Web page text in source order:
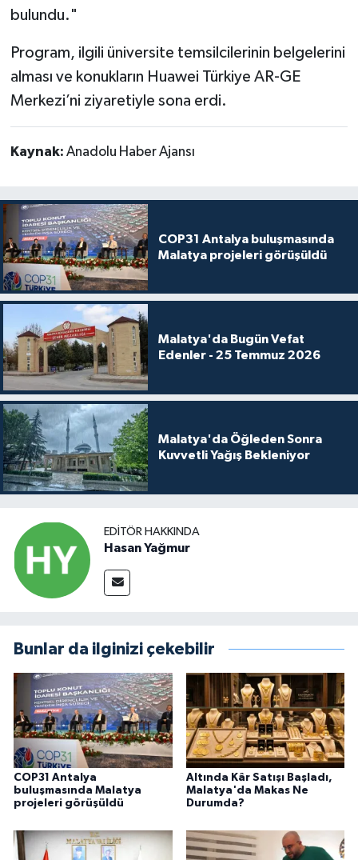
bulundu."
Program, ilgili üniversite temsilcilerinin belgelerini
alması ve konukların Huawei Türkiye AR-GE
Merkezi’ni ziyaretiyle sona erdi.
Kaynak: Anadolu Haber Ajansı
COP31 Antalya buluşmasında
Malatya projeleri görüşüldü
Malatya'da Bugün Vefat
Edenler - 25 Temmuz 2026
Malatya'da Öğleden Sonra
Kuvvetli Yağış Bekleniyor
EDITÖR HAKKINDA
Hasan Yağmur
Bunlar da ilginizi çekebilir
COP31 Antalya
buluşmasında Malatya
projeleri görüşüldü
Altında Kâr Satışı Başladı,
Malatya'da Makas Ne
Durumda?